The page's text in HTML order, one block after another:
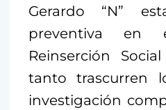
Gerardo “N”
preventiva en
Reinserción
tanto trascurren
investigación